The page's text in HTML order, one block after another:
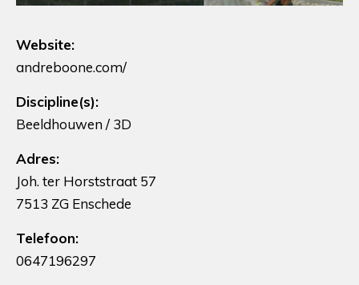
Website:
andreboone.com/
Discipline(s):
Beeldhouwen / 3D
Adres:
Joh. ter Horststraat 57
7513 ZG Enschede
Telefoon:
0647196297